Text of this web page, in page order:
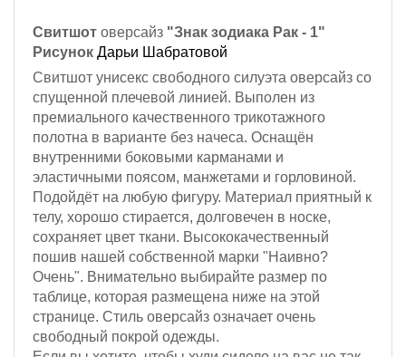
Свитшот оверсайз "Знак зодиака Рак - 1"
Рисунок Дарьи Шабратовой
Свитшот унисекс свободного силуэта оверсайз со
спущенной плечевой линией. Выполен из
премиального качественного трикотажного
полотна в варианте без начеса. Оснащён
внутренними боковыми карманами и
эластичными поясом, манжетами и горловиной.
Подойдёт на любую фигуру. Материал приятный к
телу, хорошо стирается, долговечен в носке,
сохраняет цвет ткани. Высококачественный
пошив нашей собственной марки "Наивно?
Очень". Внимательно выбирайте размер по
таблице, которая размещена ниже на этой
странице. Стиль оверсайз означает очень
свободный покрой одежды.